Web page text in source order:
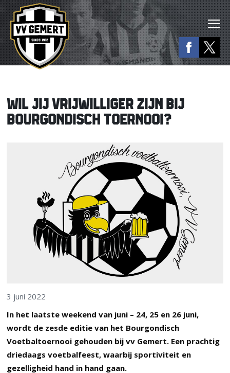
WIL JIJ VRIJWILLIGER ZIJN BIJ
BOURGONDISCH TOERNOOI?
3 juni 2022
In het laatste weekend van juni – 24, 25 en 26 juni,
wordt de zesde editie van het Bourgondisch
Voetbaltoernooi gehouden bij vv Gemert. Een prachtig
driedaags voetbalfeest, waarbij sportiviteit en
gezelligheid hand in hand gaan.